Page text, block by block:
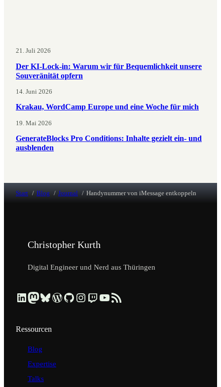
21. Juli 2026
Der KI-Lock-in: Warum wir für Bequemlichkeit unsere
Souveränität opfern
14. Juni 2026
Krakau, WordCamp Europe und eine Woche für mich
19. Mai 2026
GenerateBlocks Pro Conditions: Inhalte gezielt ein- und
ausblenden
Start Blog Journal Handynummer von iMessage entkoppeln
Christopher Kurth
Digital Engineer und Nerd aus Thüringen
Beruflich über LinkedIn vernetzen Dezentral über Mastodon folgen Kurzmeldungen über Bluesky lesen Profil & Contributions auf WordPress.org ansehen Code & Repositories über GitHub erkunden Visuelle Einblicke über Instagram ansehen Streams & Tech-Talks über Twitch schauen Videos & Tutorials über YouTube ansehen Blog-Updates über RSS-Feed abonnieren
Ressourcen
Blog
Expertise
Talks